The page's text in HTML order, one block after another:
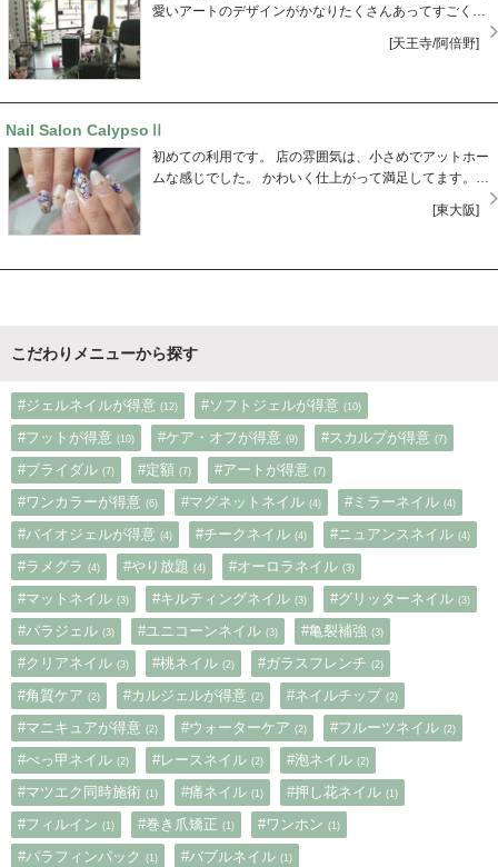
愛いアートのデザインがかなりたくさんあってすごく迷
くれました。 仕上がりも大好評です(^^)またネイルする
[天王寺/阿倍野]
Nail Salon CalypsoⅡ
初めての利用です。 店の雰囲気は、小さめでアットホー
ムな感じでした。 かわいく仕上がって満足してます。
[東大阪]
こだわりメニューから探す
#ジェルネイルが得意 (12) #ソフトジェルが得意 (10)
#フットが得意 (10) #ケア・オフが得意 (9) #スカルプが得意 (7)
#ブライダル (7) #定額 (7) #アートが得意 (7)
#ワンカラーが得意 (6) #マグネットネイル (4) #ミラーネイル (4)
#バイオジェルが得意 (4) #チークネイル (4) #ニュアンスネイル (4)
#ラメグラ (4) #やり放題 (4) #オーロラネイル (3)
#マットネイル (3) #キルティングネイル (3) #グリッターネイル (3)
#パラジェル (3) #ユニコーンネイル (3) #亀裂補強 (3)
#クリアネイル (3) #桃ネイル (2) #ガラスフレンチ (2)
#角質ケア (2) #カルジェルが得意 (2) #ネイルチップ (2)
#マニキュアが得意 (2) #ウォーターケア (2) #フルーツネイル (2)
#べっ甲ネイル (2) #レースネイル (2) #泡ネイル (2)
#マツエク同時施術 (1) #痛ネイル (1) #押し花ネイル (1)
#フィルイン (1) #巻き爪矯正 (1) #ワンホン (1)
#パラフィンパック (1) #バブルネイル (1)